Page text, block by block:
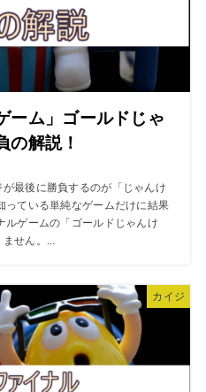
ーム」ゴールドじゃ
の解説！
最後に勝負するのが「じゃんけ
っている単純なゲームだけに結果
ルゲームの「ゴールドじゃんけ
せん。...
カイジ